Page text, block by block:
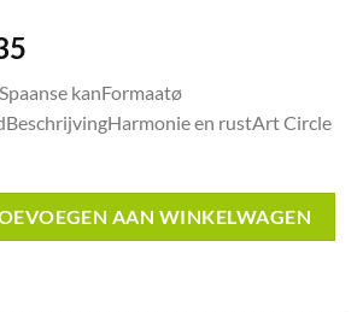
is:
€42.35.
kanFormaatø
en rustArt Circle
AAN WINKELWAGEN